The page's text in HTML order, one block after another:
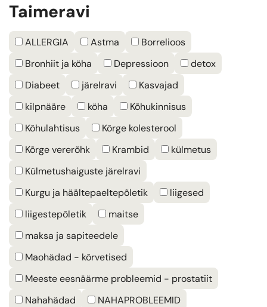
Taimeravi
ALLERGIA Astma
Borrelioos
Bronhiit ja köha
Depressioon
detox
Diabeet
järelravi
Kasvajad
kilpnääre
köha
Kõhukinnisus
Kõhulahtisus
Kõrge kolesterool
Kõrge vererõhk
Krambid
külmetus
Külmetushaiguste järelravi
Kurgu ja häältepaeltepõletik
liigesed
liigestepõletik
maitse
maksa ja sapiteedele
Maohädad - kõrvetised
Meeste eesnäärme probleemid - prostatiit
Nahahädad
NAHAPROBLEEMID